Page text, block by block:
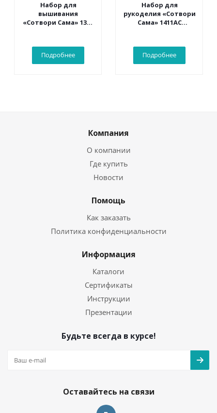
Набор для
вышивания
«Сотвори Сама» 1362
Подробнее
Набор для
рукоделия «Сотвори
Сама» 1411АС
Подробнее
Компания
О компании
Где купить
Новости
Помощь
Как заказать
Политика конфиденциальности
Информация
Каталоги
Сертификаты
Инструкции
Презентации
Будьте всегда в курсе!
Оставайтесь на связи